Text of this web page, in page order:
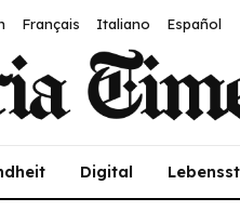
Français Italiano Español
Digital